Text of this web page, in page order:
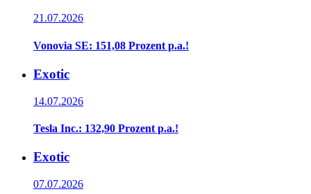
21.07.2026
Vonovia SE: 151,08 Prozent p.a.!
Exotic
14.07.2026
Tesla Inc.: 132,90 Prozent p.a.!
Exotic
07.07.2026